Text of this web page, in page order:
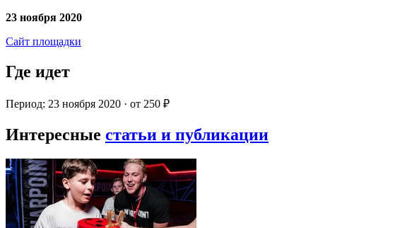
23 ноября 2020
Сайт площадки
Где идет
Период: 23 ноября 2020 · от 250 ₽
Интересные статьи и публикации